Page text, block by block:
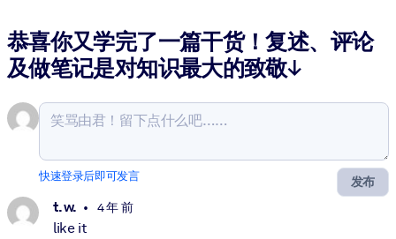
恭喜你又学完了一篇干货！复述、评论
及做笔记是对知识最大的致敬↓
发布
快速登录后即可发言
t. w. 4 年 前
like it